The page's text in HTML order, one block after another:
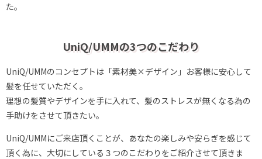
た。
UniQ/UMMの3つのこだわり
UniQ/UMMのコンセプトは「素材美×デザイン」お客様に安心して
髪を任せていただく。
理想の髪質やデザインを手に入れて、髪のストレスが無くなる為の
手助けをさせて頂きたい。
UniQ/UMMにご来店頂くことが、あなたの楽しみや安らぎを感じて
頂く為に、大切にしている３つのこだわりをご紹介させて頂きま